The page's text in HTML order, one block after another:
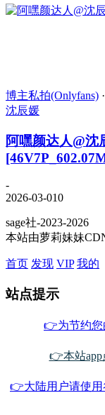
博主私拍(Onlyfans) ·
沈辰媛
阿嘿颜达人@沈
-
2026-03-010
sage社-2023-2026
本站由萝莉妹妹
首页 发现 VIP 我的
站点提示
👉为节约您
👉本站app
👉大陆用户请使用